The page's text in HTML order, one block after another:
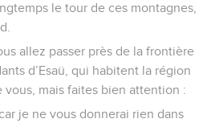
le tour de ces montagnes,
allez passer près de la frontière
d’Esaü, qui habitent la région
vous, mais faites bien attention :
je ne vous donnerai rien dans